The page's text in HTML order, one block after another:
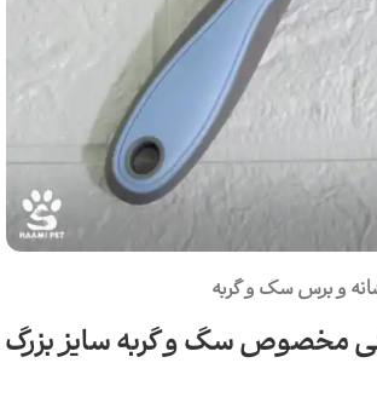
کنید
و برس سگ و گربه
مخصوص سگ و گربه سایز بزرگ